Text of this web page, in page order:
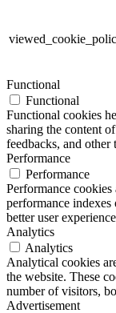
Functional
Functional
Functional cookies
sharing the content
feedbacks, and other
Performance
Performance
Performance cookies
performance
better user
Analytics
Analytics
Analytical cookies
the website. These
number of visitors,
Advertisement